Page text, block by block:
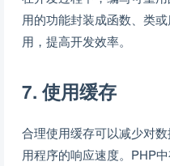
用的功能封装成函数、类
用，提高开发效率。
7. 使用缓存
合理使用缓存可以减少对
用程序的响应速度。PHP